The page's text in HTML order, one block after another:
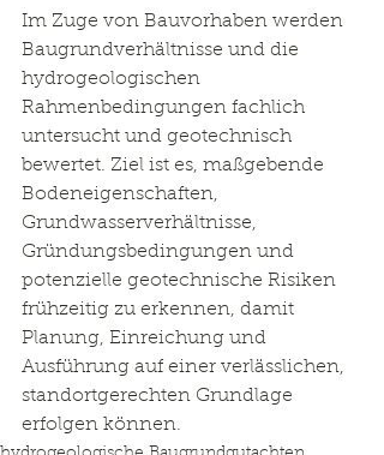
Im Zuge von Bauvorhaben werden
Baugrundverhältnisse und die
hydrogeologischen
Rahmenbedingungen fachlich
untersucht und geotechnisch
bewertet. Ziel ist es, maßgebende
Bodeneigenschaften,
Grundwasserverhältnisse,
Gründungsbedingungen und
potenzielle geotechnische Risiken
frühzeitig zu erkennen, damit
Planung, Einreichung und
Ausführung auf einer verlässlichen,
standortgerechten Grundlage
erfolgen können.